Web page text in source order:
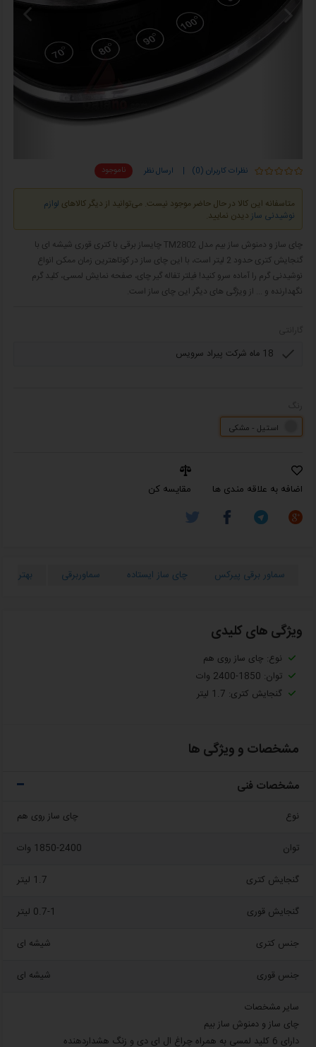
نظرات کاربران (0) | ارسال نظر ناموجود
متاسفانه این کالا در حال حاضر موجود نیست. می‌توانید از دیگر کالاهای لوازم
نوشیدنی ساز دیدن نمایید.
چای ساز و دمنوش ساز بیم مدل TM2802 چایساز برقی با کتری قوری شیشه ای با
گنجایش کتری حدود 2 لیتر است، با این چای ساز در کوتاهترین زمان ممکن انواع
نوشیدنی گرم را آماده سرو کنید! فیلتر تفاله گیر چای، صفحه نمایش لمسی، کلید گرم
نگهدارنده و ... از ویژگی های دیگر این چای ساز است.
استیل - مشکی
اضافه به علاقه مندی ها مقایسه کن
سماور برقی پیرکس چای ساز ایستاده سماوربرقی بهترین
ویژگی های کلیدی
نوع: چای ساز روی هم
توان: 1850-2400 وات
گنجایش کتری: 1.7 لیتر
مشخصات و ویژگی ها
مشخصات فنی
نوع چای ساز روی هم
توان 1850-2400 وات
گنجایش کتری 1.7 لیتر
گنجایش قوری 0.7-1 لیتر
جنس کتری شیشه ای
جنس قوری شیشه ای
سایر مشخصات
چای ساز و دمنوش ساز بیم
دارای 6 کلید لمسی به همراه چراغ ال ای دی و زنگ هشداردهنده